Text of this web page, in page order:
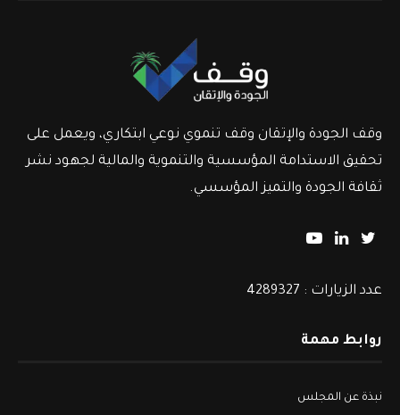
وقف الجودة والإتقان وقف تنموي نوعي ابتكاري، ويعمل على
تحقيق الاستدامة المؤسسية والتنموية والمالية لجهود نشر
ثقافة الجودة والتميز المؤسسي.
عدد الزيارات : 4289327
روابط مهمة
نبذة عن المجلس